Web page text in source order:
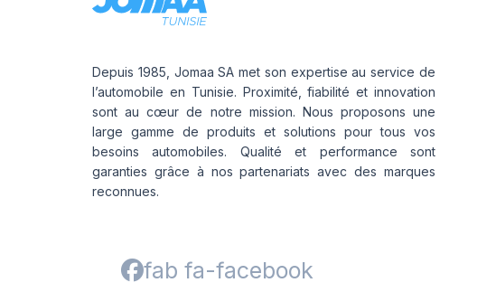
Depuis 1985, Jomaa SA met son expertise au service de
l’automobile en Tunisie. Proximité, fiabilité et innovation
sont au cœur de notre mission. Nous proposons une
large gamme de produits et solutions pour tous vos
besoins automobiles. Qualité et performance sont
garanties grâce à nos partenariats avec des marques
reconnues.
fab fa-facebook